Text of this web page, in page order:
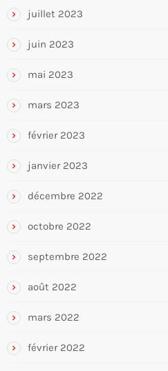
juillet 2023
juin 2023
mai 2023
mars 2023
février 2023
janvier 2023
décembre 2022
octobre 2022
septembre 2022
août 2022
mars 2022
février 2022